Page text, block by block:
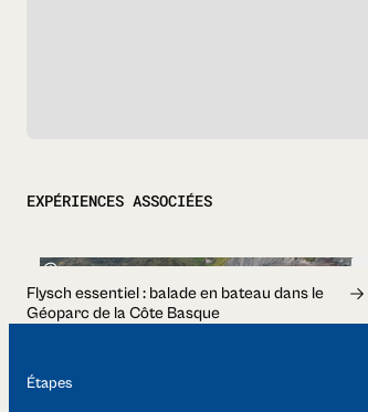
EXPÉRIENCES ASSOCIÉES
1h
Flysch essentiel : balade en bateau dans le
Géoparc de la Côte Basque
Étapes